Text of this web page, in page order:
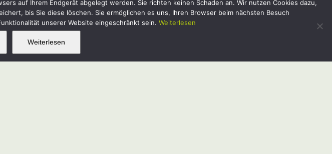
Früchte etwas
sind
Gründüngung
ansetzen, der Boden ist aber auch
services.
auf Ihrem Endgerät abgelegt werden. Sie richten keinen Schaden an. Wir nutzen Cookies dazu,
bis Sie diese löschen. Sie ermöglichen es uns, Ihren Browser beim nächsten Besuch
unserer Website eingeschränkt sein. Weiterlesen
Weiterlesen